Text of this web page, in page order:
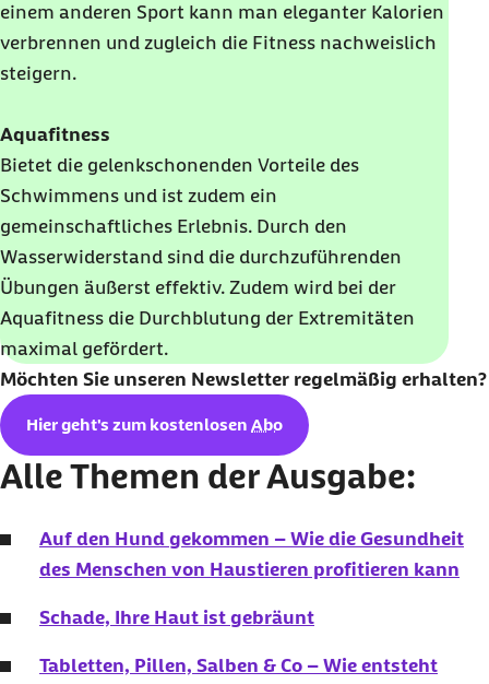
einem anderen Sport kann man eleganter Kalorien
verbrennen und zugleich die Fitness nachweislich
steigern.
Aquafitness
Bietet die gelenkschonenden Vorteile des
Schwimmens und ist zudem ein
gemeinschaftliches Erlebnis. Durch den
Wasserwiderstand sind die durchzuführenden
Übungen äußerst effektiv. Zudem wird bei der
Aquafitness die Durchblutung der Extremitäten
maximal gefördert.
Möchten Sie unseren Newsletter regelmäßig erhalten?
Hier geht's zum kostenlosen Abo
Alle Themen der Ausgabe:
Auf den Hund gekommen – Wie die Gesundheit
des Menschen von Haustieren profitieren kann
Schade, Ihre Haut ist gebräunt
Tabletten, Pillen, Salben & Co – Wie entsteht